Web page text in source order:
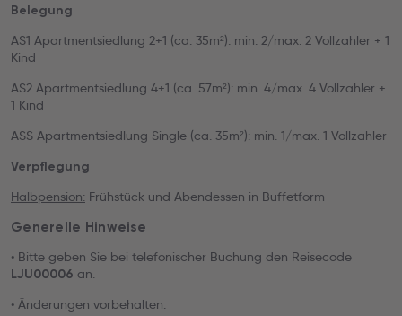
Belegung
AS1 Apartmentsiedlung 2+1 (ca. 35m²): min. 2/max. 2 Vollzahler + 1
Kind
AS2 Apartmentsiedlung 4+1 (ca. 57m²): min. 4/max. 4 Vollzahler +
1 Kind
ASS Apartmentsiedlung Single (ca. 35m²): min. 1/max. 1 Vollzahler
Verpflegung
Halbpension: Frühstück und Abendessen in Buffetform
Generelle Hinweise
• Bitte geben Sie bei telefonischer Buchung den Reisecode
LJU00006 an.
• Änderungen vorbehalten.